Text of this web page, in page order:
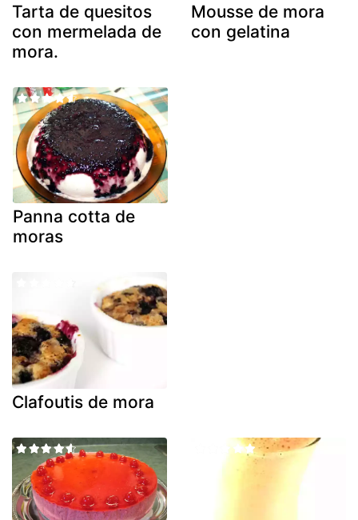
Tarta de quesitos
con mermelada de
mora.
Mousse de mora
con gelatina
Panna cotta de
moras
Clafoutis de mora